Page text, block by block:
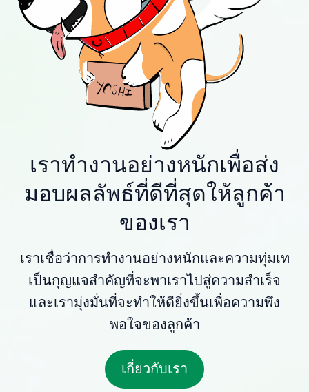
เราทำงานอย่างหนักเพื่อส่ง
มอบผลลัพธ์ที่ดีที่สุดให้ลูกค้า
ของเรา
เราเชื่อว่าการทำงานอย่างหนักและความทุ่มเท
เป็นกุญแจสำคัญที่จะพาเราไปสู่ความสำเร็จ
และเรามุ่งมั่นที่จะทำให้ดียิ่งขึ้นเพื่อความพึง
พอใจของลูกค้า
เกี่ยวกับเรา